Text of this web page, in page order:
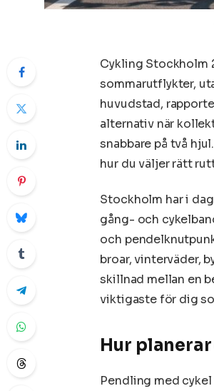
Cykling Stockholm
sommarutflykter,
huvudstad,
alternativ när
snabbare på två
hur du väljer rätt
Stockholm har i
gång- och
och
broar, vinterväder,
skillnad mellan en
viktigaste för dig
Hur
Pendling med